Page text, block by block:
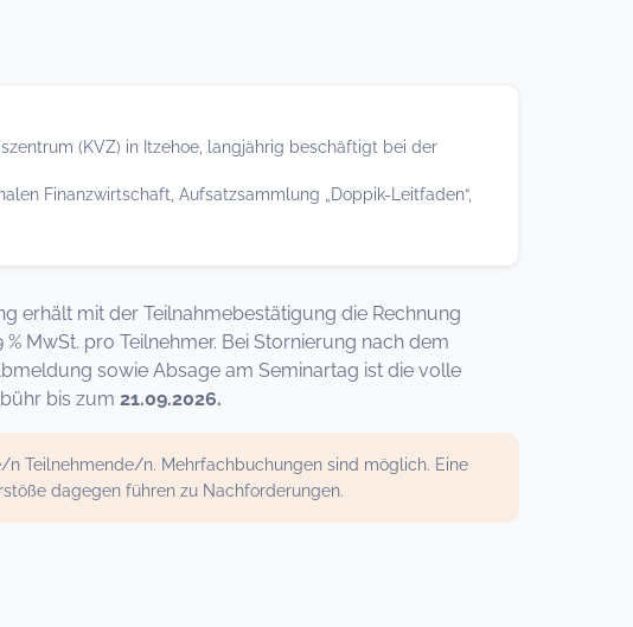
(KVZ) in Itzehoe, langjährig beschäftigt bei der
Finanzwirtschaft, Aufsatzsammlung „Doppik-Leitfaden“,
erhält mit der Teilnahmebestätigung die Rechnung
MwSt. pro Teilnehmer. Bei Stornierung nach dem
sowie Absage am Seminartag ist die volle
bis zum 21.09.2026.
Teilnehmende/n. Mehrfachbuchungen sind möglich. Eine
dagegen führen zu Nachforderungen.